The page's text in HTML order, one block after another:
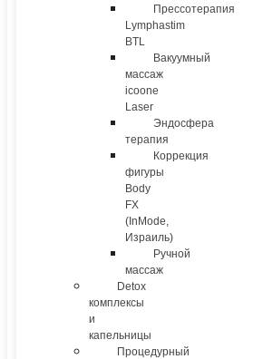
Прессотерапия
Lymphastim
BTL
Вакуумный
массаж
icoone
Laser
Эндосфера
терапия
Коррекция
фигуры
Body
FX
(InMode,
Израиль)
Ручной
массаж
Detox
комплексы
и
капельницы
Процедурный